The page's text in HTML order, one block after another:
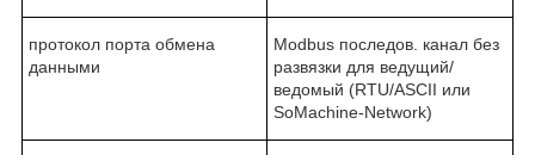
протокол порта обмена
данными
Modbus последов. канал без
развязки для ведущий/
ведомый (RTU/ASCII или
SoMachine-Network)